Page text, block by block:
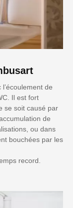
de
Il est fort
se soit causé par
de
ou dans
bouchées par les
record.